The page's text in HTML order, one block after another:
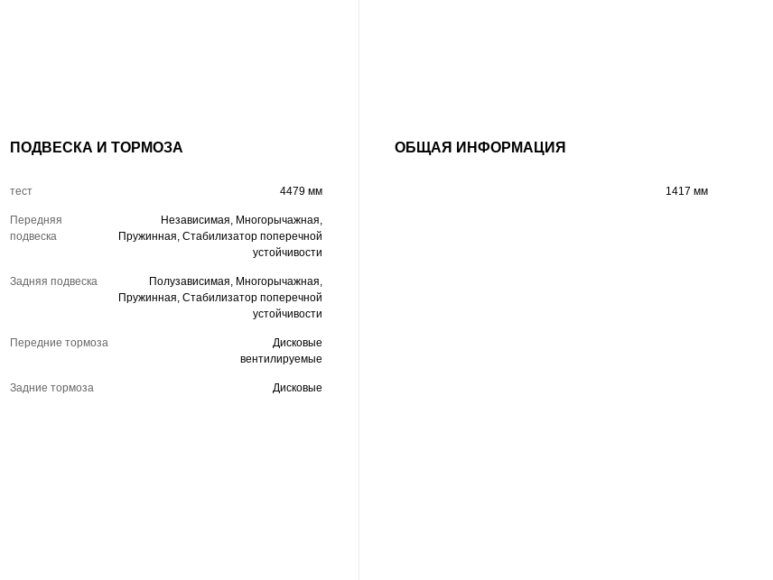
ПОДВЕСКА И ТОРМОЗА
тест 4479 мм
Передняя
подвеска
Независимая, Многорычажная,
Пружинная, Стабилизатор поперечной
устойчивости
Задняя подвеска
Полузависимая, Многорычажная,
Пружинная, Стабилизатор поперечной
устойчивости
Передние тормоза
Дисковые
вентилируемые
Задние тормоза Дисковые
ОБЩАЯ ИНФОРМАЦИЯ
1417 мм